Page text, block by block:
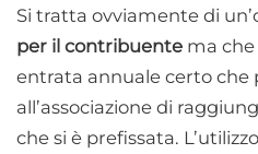
Si tratta ovviamente di
per il contribuente ma
entrata annuale certo
all’associazione di
che si è prefissata.